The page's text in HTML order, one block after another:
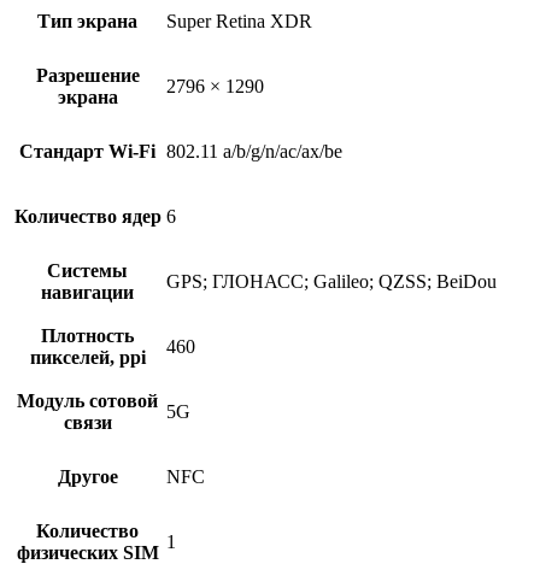
Тип экрана Super Retina XDR
Разрешение
экрана
2796 × 1290
Стандарт Wi-Fi 802.11 a/b/g/n/ac/ax/be
Количество ядер 6
Системы
навигации
GPS; ГЛОНАСС; Galileo; QZSS; BeiDou
Плотность
пикселей, ppi
460
Модуль сотовой
связи
5G
Другое NFC
Количество
физических SIM
1